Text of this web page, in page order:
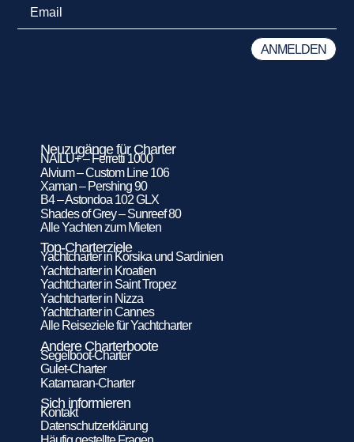
Neuzugänge für Charter
NAILU+ – Ferretti 1000
Alvium – Custom Line 106
Xaman – Pershing 90
B4 – Astondoa 102 GLX
Shades of Grey – Sunreef 80
Alle Yachten zum Mieten
Top-Charterziele
Yachtcharter in Korsika und Sardinien
Yachtcharter in Kroatien
Yachtcharter in Saint Tropez
Yachtcharter in Nizza
Yachtcharter in Cannes
Alle Reiseziele für Yachtcharter
Andere Charterboote
Segelboot-Charter
Gulet-Charter
Katamaran-Charter
Sich informieren
Kontakt
Datenschutzerklärung